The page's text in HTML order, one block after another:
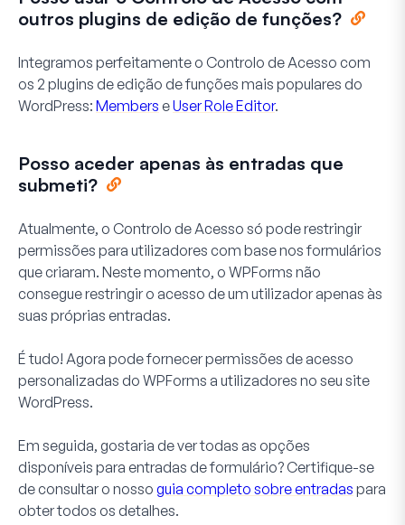
outros plugins de edição de funções?
Integramos perfeitamente o Controlo de Acesso com
os 2 plugins de edição de funções mais populares do
WordPress: Members eUser Role Editor.
Posso aceder apenas às entradas que
submeti?
Atualmente, o Controlo de Acesso só pode restringir
permissões para utilizadores com base nos formulários
que criaram. Neste momento, o WPForms não
consegue restringir o acesso de um utilizador apenas às
suas próprias entradas.
É tudo! Agora pode fornecer permissões de acesso
personalizadas do WPForms a utilizadores no seu site
WordPress.
Em seguida, gostaria de ver todas as opções
disponíveis para entradas de formulário? Certifique-se
de consultar o nosso guia completo sobre entradas para
obter todos os detalhes.